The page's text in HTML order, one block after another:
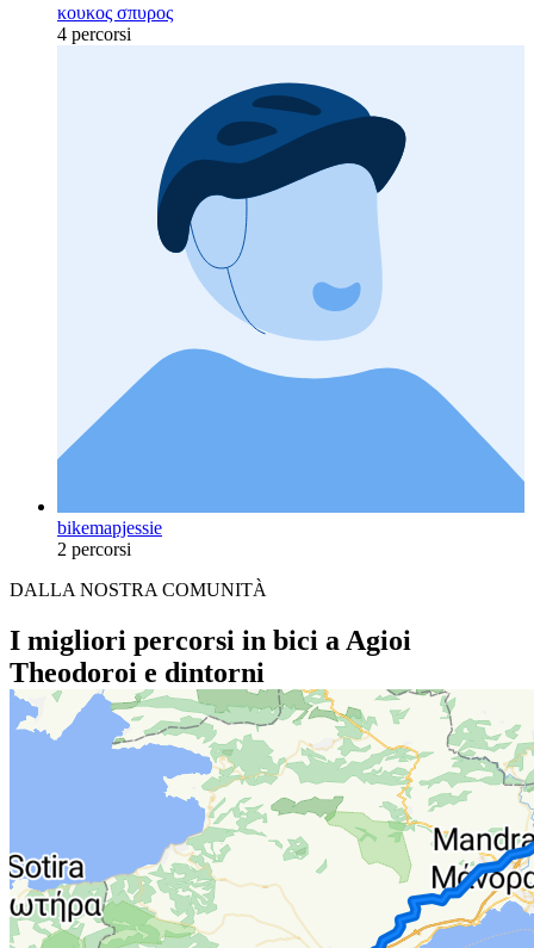
κουκος σπυρος
4 percorsi
bikemapjessie
2 percorsi
DALLA NOSTRA COMUNITÀ
I migliori percorsi in bici a Agioi
Theodoroi e dintorni